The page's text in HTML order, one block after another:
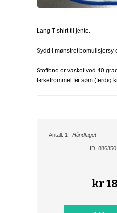
Lang T-shirt til jente.
Sydd i mønstret bomullsjersy
Stoffene er vasket ved 40
tørketrommel før søm (ferdig
Antall: 1 | Håndlaget
ID:
kr